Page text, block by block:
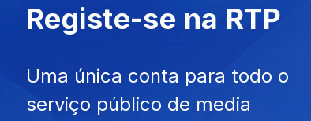
Registe-se na RTP
Uma única conta para todo o
serviço público de media